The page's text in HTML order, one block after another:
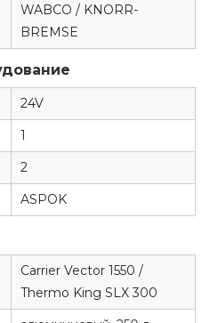
WABCO / KNORR-
BREMSE
24V
1
2
ASPOK
Carrier Vector 1550 /
Thermo King SLX 300